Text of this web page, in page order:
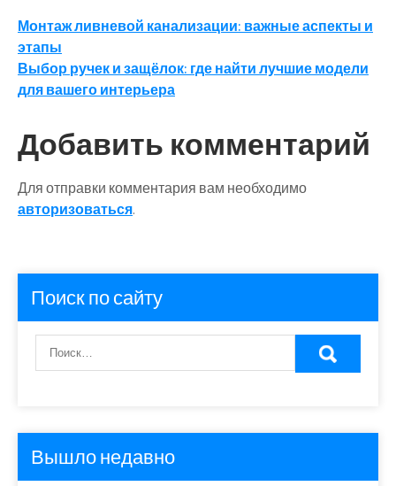
Навигация
по
записям
Монтаж ливневой канализации: важные аспекты и
этапы
Выбор ручек и защёлок: где найти лучшие модели
для вашего интерьера
Добавить комментарий
Для отправки комментария вам необходимо
авторизоваться.
Поиск по сайту
Вышло недавно